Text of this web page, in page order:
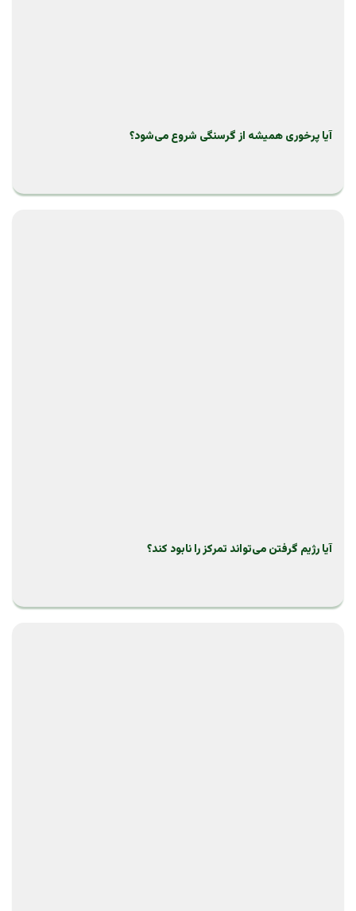
آیا پرخوری همیشه از گرسنگی شروع می‌شود؟
آیا رژیم گرفتن می‌تواند تمرکز را نابود کند؟